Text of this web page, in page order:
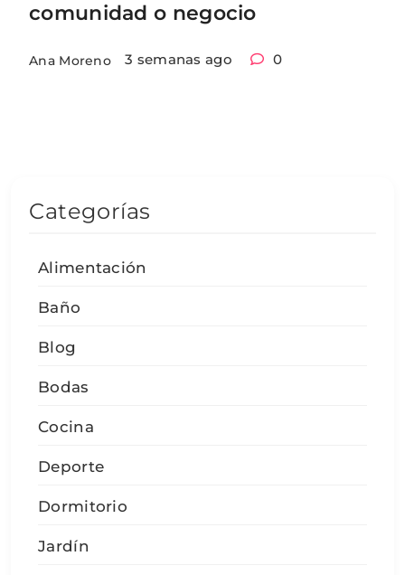
comunidad o negocio
Ana Moreno 3 semanas ago 0
Categorías
Alimentación
Baño
Blog
Bodas
Cocina
Deporte
Dormitorio
Jardín